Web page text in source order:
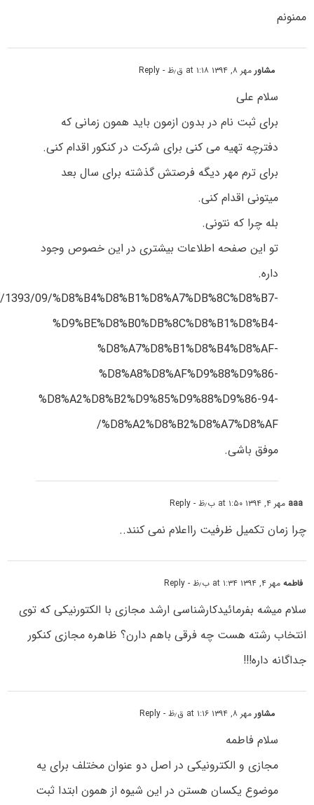
ممنونم
مشاور مهر ۸, ۱۳۹۴ at ۱:۱۸ ق٫ظ - Reply
سلام علی
برای ثبت نام در بدون ازمون باید همون زمانی که
دفترچه تهیه می کنی برای شرکت در کنکور اقدام کنی.
برای ترم مهر دیگه فرصتش گذشته برای سال بعد
میتونی اقدام کنی.
بله چرا که نتونی.
تو این صفحه اطلاعات بیشتری در این خصوص وجود
داره.
09/%D8%B4%D8%B1%D8%A7%DB%8C%D8%B7-
%D9%BE%D8%B0%DB%8C%D8%B1%D8%B4-
%D8%A7%D8%B1%D8%B4%D8%AF-
%D8%A8%D8%AF%D9%88%D9%86-
%D8%A2%D8%B2%D9%85%D9%88%D9%86-94-
%D8%A2%D8%B2%D8%A7%D8%AF/
موفق باشی.
aaa مهر ۴, ۱۳۹۴ at ۱:۵۰ ب٫ظ - Reply
چرا زمان تکمیل ظرفیت رااعلام نمی کنند..
فاطمهمهر ۴, ۱۳۹۴ at ۱:۳۴ ب٫ظ - Reply
سلام میشه بفرمائیدکارشناسی ارشد مجازی با الکتورنیکی که توی
انتخاب رشته هست چه فرقی باهم دارن؟ ظاهره مجازی کنکور
جداگانه داره!!!
مشاور مهر ۸, ۱۳۹۴ at ۱:۱۶ ق٫ظ - Reply
سلام فاطمه
مجازی و الکترونیکی در اصل دو عنوان مختلف برای یه
موضوع یکسان هستن در این شیوه از همون ابتدا ثبت